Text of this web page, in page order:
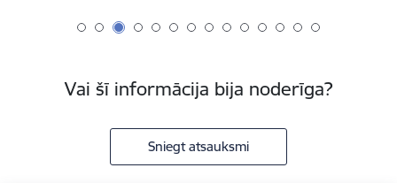
Vai šī informācija bija noderīga?
Sniegt atsauksmi